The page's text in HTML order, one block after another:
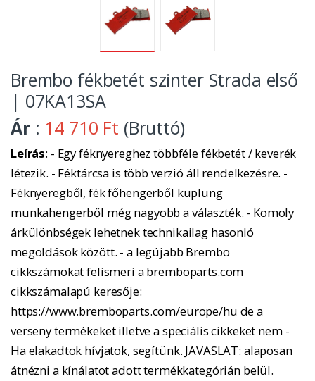
Brembo fékbetét szinter Strada első
| 07KA13SA
Ár : 14 710 Ft (Bruttó)
Leírás: - Egy féknyereghez többféle fékbetét / keverék
létezik. - Féktárcsa is több verzió áll rendelkezésre. -
Féknyeregből, fék főhengerből kuplung
munkahengerből még nagyobb a választék. - Komoly
árkülönbségek lehetnek technikailag hasonló
megoldások között. - a legújabb Brembo
cikkszámokat felismeri a bremboparts.com
cikkszámalapú keresője:
https://www.bremboparts.com/europe/hu de a
verseny termékeket illetve a speciális cikkeket nem -
Ha elakadtok hívjatok, segítünk. JAVASLAT: alaposan
átnézni a kínálatot adott termékkategórián belül.